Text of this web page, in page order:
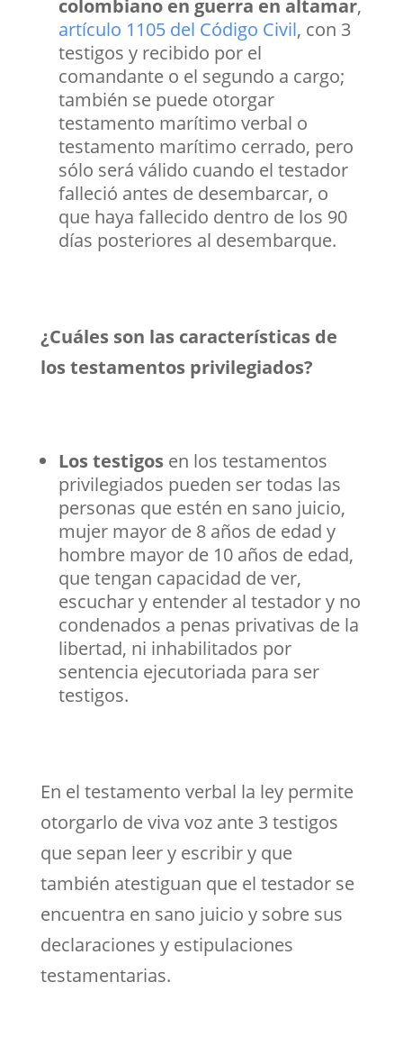
colombiano en guerra en altamar,
artículo 1105 del Código Civil, con 3
testigos y recibido por el
comandante o el segundo a cargo;
también se puede otorgar
testamento marítimo verbal o
testamento marítimo cerrado, pero
sólo será válido cuando el testador
falleció antes de desembarcar, o
que haya fallecido dentro de los 90
días posteriores al desembarque.
¿Cuáles son las características de
los testamentos privilegiados?
Los testigosen los testamentos
privilegiados pueden ser todas las
personas que estén en sano juicio,
mujer mayor de 8 años de edad y
hombre mayor de 10 años de edad,
que tengan capacidad de ver,
escuchar y entender al testador y no
condenados a penas privativas de la
libertad, ni inhabilitados por
sentencia ejecutoriada para ser
testigos.
En el testamento verbal la ley permite
otorgarlo de viva voz ante 3 testigos
que sepan leer y escribir y que
también atestiguan que el testador se
encuentra en sano juicio y sobre sus
declaraciones y estipulaciones
testamentarias.